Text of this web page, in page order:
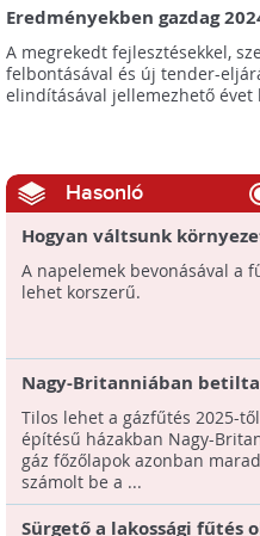
Az
Eredményekben gazdag
az amerikai tengeri
A megrekedt fejlesztésekkel,
felbontásával és új tender-
elindításával jellemezhető évet
Hasonló
Hogyan váltsunk
fűtésre?
A napelemek bevonásával a
lehet korszerű.
Nagy-Britanniában
gázfűtést 2025-től
Tilos lehet a gázfűtés 2025-
építésű házakban Nagy-
gáz főzőlapok azonban
számolt be a ...
Sürgető a lakossági fűtés